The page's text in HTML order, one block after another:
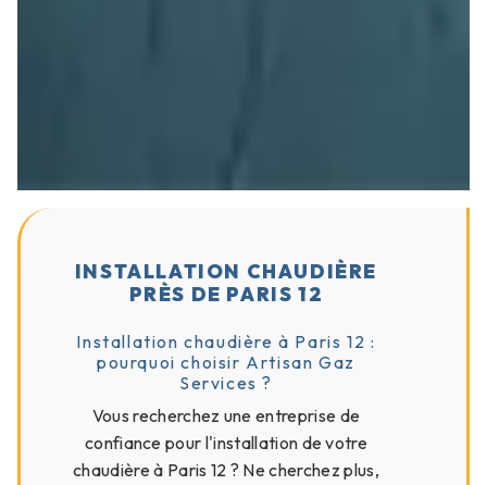
INSTALLATION CHAUDIÈRE
PRÈS DE PARIS 12
Installation chaudière à Paris 12 :
pourquoi choisir Artisan Gaz
Services ?
Vous recherchez une entreprise de
confiance pour l'installation de votre
chaudière à Paris 12 ? Ne cherchez plus,